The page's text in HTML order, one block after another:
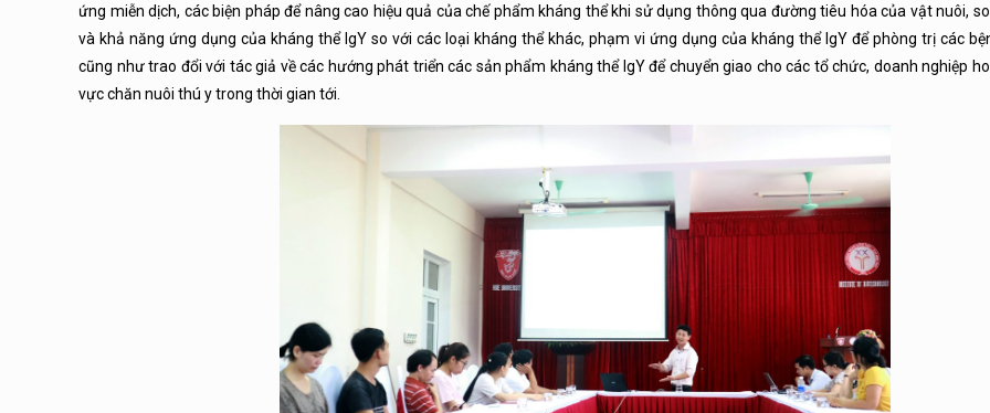
ứng miễn dịch, các biện pháp để nâng cao hiệu quả của chế phẩm kháng thể khi sử dụng thông qua đường tiêu hóa của vật nuôi,
và khả năng ứng dụng của kháng thể IgY so với các loại kháng thể khác, phạm vi ứng dụng của kháng thể IgY để phòng trị các
cũng như trao đổi với tác giả về các hướng phát triển các sản phẩm kháng thể IgY để chuyển giao cho các tổ chức, doanh nghiệp
vực chăn nuôi thú y trong thời gian tới.